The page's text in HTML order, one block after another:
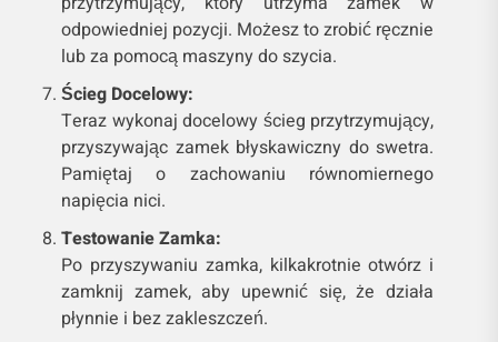
odpowiedniej pozycji. Możesz to zrobić ręcznie
lub za pomocą maszyny do szycia.
Ścieg Docelowy:
Teraz wykonaj docelowy ścieg przytrzymujący,
przyszywając zamek błyskawiczny do swetra.
Pamiętaj o zachowaniu równomiernego
napięcia nici.
Testowanie Zamka:
Po przyszywaniu zamka, kilkakrotnie otwórz i
zamknij zamek, aby upewnić się, że działa
płynnie i bez zakleszczeń.